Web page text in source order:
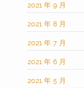
2021 年 9 月
2021 年 8 月
2021 年 7 月
2021 年 6 月
2021 年 5 月